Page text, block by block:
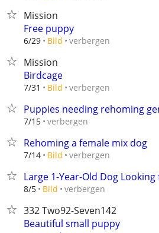
Mission
Free puppy
6/29 Bild verbergen
Mission
Birdcage
7/31 Bild verbergen
Puppies needing rehoming
7/15 verbergen
Rehoming a female mix dog
7/14 Bild verbergen
Large 1-Year-Old Dog
8/5 Bild verbergen
332 Two92-Seven142
Beautiful small puppy